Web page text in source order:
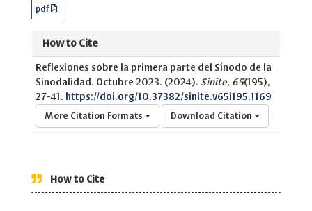
pdf
How to Cite
Reflexiones sobre la primera parte del Sínodo de la
Sinodalidad. Octubre 2023. (2024). Sinite, 65(195),
27-41. https://doi.org/10.37382/sinite.v65i195.1169
More Citation Formats Download Citation
How to Cite